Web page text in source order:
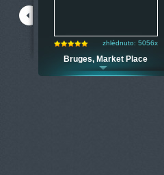
zhlédnuto: 5056x
Bruges, Market Place